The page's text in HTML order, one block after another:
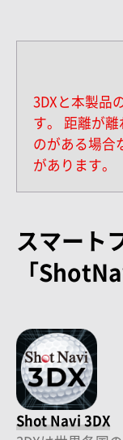
3DXと本製品
す。
距離が
のがある場合
があります。
スマート
「
Shot Navi 3DX